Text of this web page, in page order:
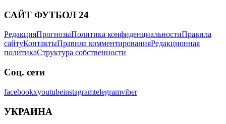
САЙТ ФУТБОЛ 24
РедакцияПрогнозыПолитика конфиденциальностиПравила
сайтуКонтактыПравила комментированияРедакционная
политикаСтруктура собственности
Соц. сети
facebookxyoutubeinstagramtelegramviber
УКРАИНА